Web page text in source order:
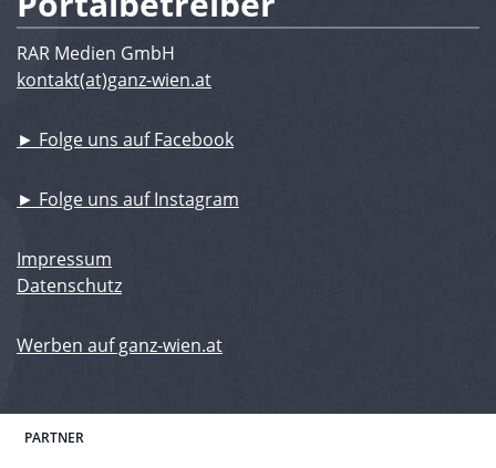
RAR Medien GmbH
kontakt(at)ganz-wien.at
► Folge uns auf Facebook
► Folge uns auf Instagram
Impressum
Datenschutz
Werben auf ganz-wien.at
PARTNER